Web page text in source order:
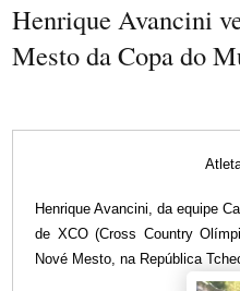
Henrique Avancini
Mesto da Copa do
Henrique Avancini, da equipe
de XCO (Cross Country
Nové Mesto, na República